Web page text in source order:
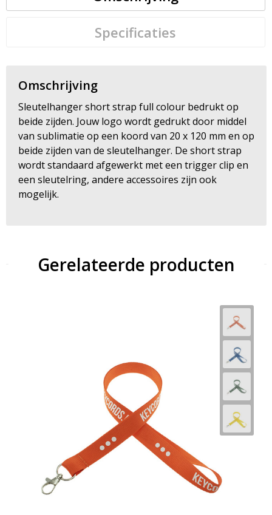
Specificaties
Omschrijving
Sleutelhanger short strap full colour bedrukt op
beide zijden. Jouw logo wordt gedrukt door middel
van sublimatie op een koord van 20 x 120 mm en op
beide zijden van de sleutelhanger. De short strap
wordt standaard afgewerkt met een trigger clip en
een sleutelring, andere accessoires zijn ook
mogelijk.
Gerelateerde producten